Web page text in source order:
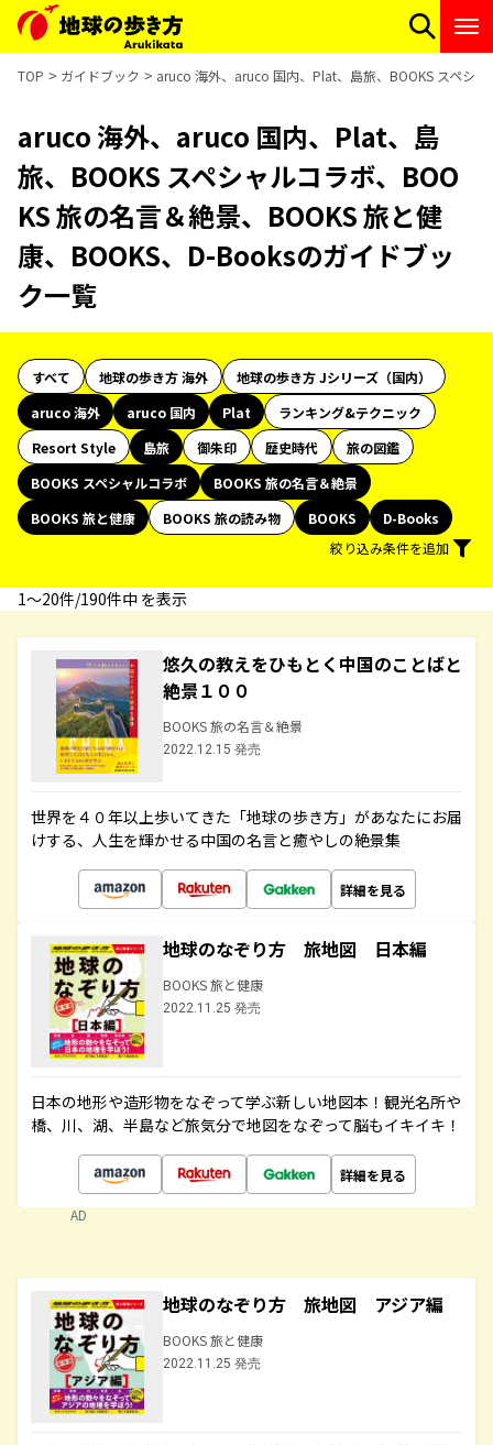
TOP ガイドブック aruco 海外、aruco 国内、Plat、島旅、BOOKS スペシ
aruco 海外、aruco 国内、Plat、島
旅、BOOKS スペシャルコラボ、BOO
KS 旅の名言＆絶景、BOOKS 旅と健
康、BOOKS、D-Booksのガイドブッ
ク一覧
すべて 地球の歩き方 海外
地球の歩き方 Jシリーズ（国内）
aruco 海外
aruco 国内 Plat
ランキング&テクニック
Resort Style
島旅 御朱印 歴史時代
旅の図鑑
BOOKS スペシャルコラボ
BOOKS 旅の名言＆絶景
BOOKS 旅と健康
BOOKS 旅の読み物 BOOKS
D-Books
絞り込み条件を追加
1〜20件/190件中 を表示
悠久の教えをひもとく中国のことばと
絶景１００
BOOKS 旅の名言＆絶景
2022.12.15 発売
世界を４０年以上歩いてきた「地球の歩き方」があなたにお届
けする、人生を輝かせる中国の名言と癒やしの絶景集
詳細を見る
地球のなぞり方 旅地図 日本編
BOOKS 旅と健康
2022.11.25 発売
日本の地形や造形物をなぞって学ぶ新しい地図本！観光名所や
橋、川、湖、半島など旅気分で地図をなぞって脳もイキイキ！
詳細を見る
AD
地球のなぞり方 旅地図 アジア編
BOOKS 旅と健康
2022.11.25 発売